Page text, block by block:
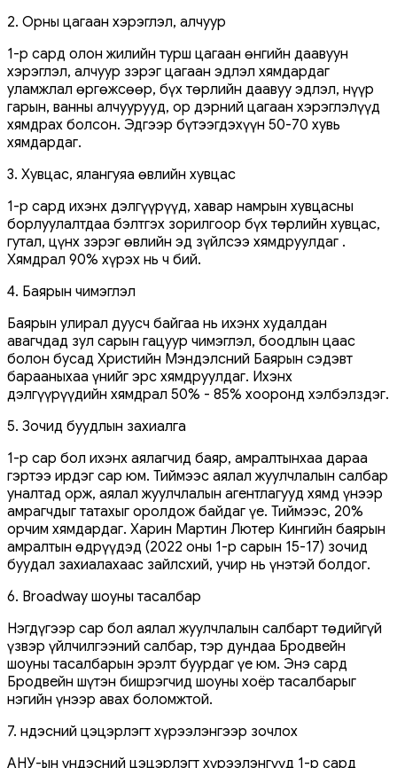
2. Орны цагаан хэрэглэл, алчуур
1-р сард олон жилийн турш цагаан өнгийн даавуун
хэрэглэл, алчуур зэрэг цагаан эдлэл хямдардаг
уламжлал өргөжсөөр, бүх төрлийн даавуу эдлэл, нүүр
гарын, ванны алчуурууд, ор дэрний цагаан хэрэглэлүүд
хямдрах болсон. Эдгээр бүтээгдэхүүн 50-70 хувь
хямдардаг.
3. Хувцас, ялангуяа өвлийн хувцас
1-р сард ихэнх дэлгүүрүүд, хавар намрын хувцасны
борлуулалтдаа бэлтгэх зорилгоор бүх төрлийн хувцас,
гутал, цүнх зэрэг өвлийн эд зүйлсээ хямдруулдаг .
Хямдрал 90% хүрэх нь ч бий.
4. Баярын чимэглэл
Баярын улирал дуусч байгаа нь ихэнх худалдан
авагчдад зул сарын гацуур чимэглэл, боодлын цаас
болон бусад Христийн Мэндэлсний Баярын сэдэвт
барааныхаа үнийг эрс хямдруулдаг. Ихэнх
дэлгүүрүүдийн хямдрал 50% - 85% хооронд хэлбэлздэг.
5. Зочид буудлын захиалга
1-р сар бол ихэнх аялагчид баяр, амралтынхаа дараа
гэртээ ирдэг сар юм. Тиймээс аялал жуулчлалын салбар
уналтад орж, аялал жуулчлалын агентлагууд хямд үнээр
амрагчдыг татахыг оролдож байдаг үе. Тиймээс, 20%
орчим хямдардаг. Харин Мартин Лютер Кингийн баярын
амралтын өдрүүдэд (2022 оны 1-р сарын 15-17) зочид
буудал захиалахаас зайлсхий, учир нь үнэтэй болдог.
6. Broadway шоуны тасалбар
Нэгдүгээр сар бол аялал жуулчлалын салбарт төдийгүй
үзвэр үйлчилгээний салбар, тэр дундаа Бродвейн
шоуны тасалбарын эрэлт буурдаг үе юм. Энэ сард
Бродвейн шүтэн бишрэгчид шоуны хоёр тасалбарыг
нэгийн үнээр авах боломжтой.
7. Үндэсний цэцэрлэгт хүрээлэнгээр зочлох
АНУ-ын үндэсний цэцэрлэгт хүрээлэнгүүд 1-р сард